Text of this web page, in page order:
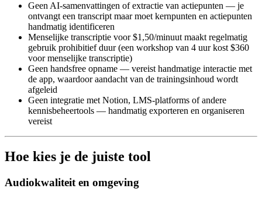
Geen AI-samenvattingen of extractie van actiepunten — je
ontvangt een transcript maar moet kernpunten en actiepunten
handmatig identificeren
Menselijke transcriptie voor $1,50/minuut maakt regelmatig
gebruik prohibitief duur (een workshop van 4 uur kost $360
voor menselijke transcriptie)
Geen handsfree opname — vereist handmatige interactie met
de app, waardoor aandacht van de trainingsinhoud wordt
afgeleid
Geen integratie met Notion, LMS-platforms of andere
kennisbeheertools — handmatig exporteren en organiseren
vereist
Hoe kies je de juiste tool
Audiokwaliteit en omgeving